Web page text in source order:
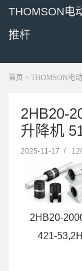
THOMSON电
推杆
首页 > THOMSON电
2HB20-
升降机
2025-11-17 /
2HB20-
421-